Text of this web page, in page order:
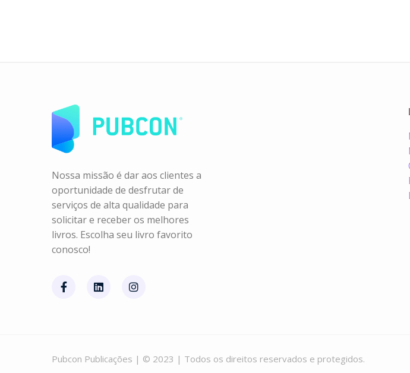
Nossa missão é dar aos clientes a
oportunidade de desfrutar de
serviços de alta qualidade para
solicitar e receber os melhores
livros. Escolha seu livro favorito
conosco!
Pubcon Publicações | © 2023 | Todos os direitos reservados e protegidos.